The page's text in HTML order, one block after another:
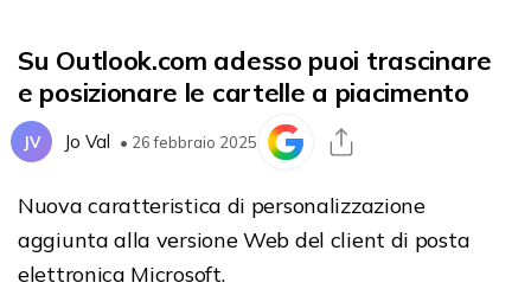
Su Outlook.com adesso puoi trascinare
e posizionare le cartelle a piacimento
JV Jo Val • 26 febbraio 2025
Nuova caratteristica di personalizzazione
aggiunta alla versione Web del client di posta
elettronica Microsoft.